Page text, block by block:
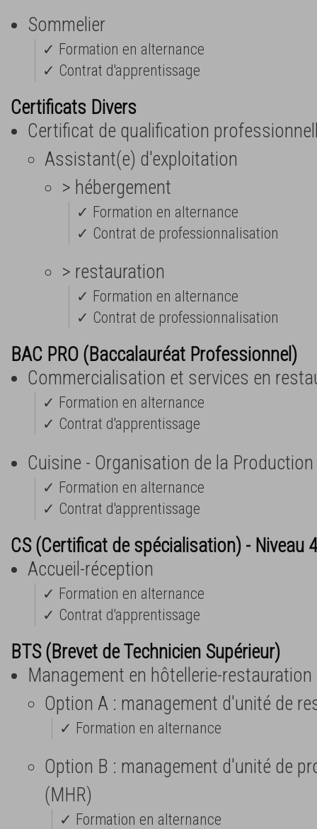
Sommelier
✓ Formation en alternance
✓ Contrat d'apprentissage
Certificats Divers
Certificat de qualification
Assistant(e) d'exploitation
> hébergement
✓ Formation en alternance
✓ Contrat de professionnalisation
> restauration
✓ Formation en alternance
✓ Contrat de professionnalisation
BAC PRO (Baccalauréat Professionnel)
Commercialisation et services en
✓ Formation en alternance
✓ Contrat d'apprentissage
Cuisine - Organisation de la
✓ Formation en alternance
✓ Contrat d'apprentissage
CS (Certificat de spécialisation) - Niveau 4
Accueil-réception
✓ Formation en alternance
✓ Contrat d'apprentissage
BTS (Brevet de Technicien Supérieur)
Management en hôtellerie-restauration
Option A : management d'unité de
✓ Formation en alternance
Option B : management d'unité de
(MHR)
✓ Formation en alternance